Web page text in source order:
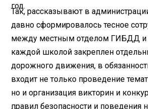
год.
Так, рассказывают в
давно сформировалось тесное
между местным отделом ГИБДД и
каждой школой закреплен
дорожного движения, в
входит не только проведение
но и организация викторин и
правил безопасности и поведения